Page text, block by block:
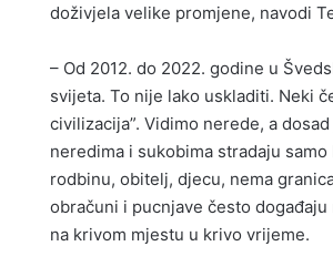
doživjela velike promjene, navodi
– Od 2012. do 2022. godine u
svijeta. To nije lako uskladiti. Neki
civilizacija”. Vidimo nerede, a
neredima i sukobima stradaju
rodbinu, obitelj, djecu, nema
obračuni i pucnjave često
na krivom mjestu u krivo vrijeme.